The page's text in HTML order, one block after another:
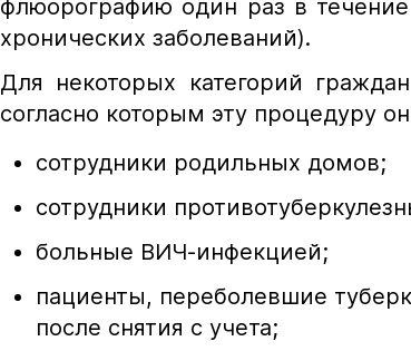
флюорографию один раз в течение
хронических заболеваний).
Для некоторых категорий
согласно которым эту процедуру
сотрудники родильных домов;
сотрудники
больные ВИЧ-инфекцией;
пациенты, переболевшие
после снятия с учета;